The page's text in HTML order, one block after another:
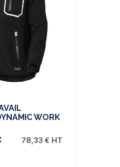
WORK
78,33 € HT